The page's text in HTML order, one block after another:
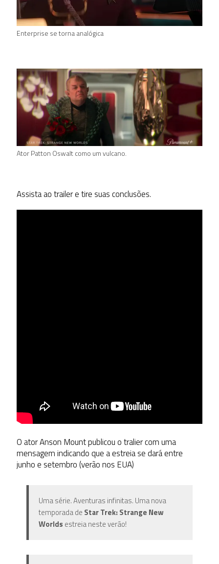
Enterprise se torna analógica
Ator Patton Oswalt como um vulcano.
Assista ao trailer e tire suas conclusões.
O ator Anson Mount publicou o tralier com uma
mensagem indicando que a estreia se dará entre
junho e setembro (verão nos EUA)
Uma série. Aventuras infinitas. Uma nova
temporada de Star Trek: Strange New
Worlds estreia neste verão!